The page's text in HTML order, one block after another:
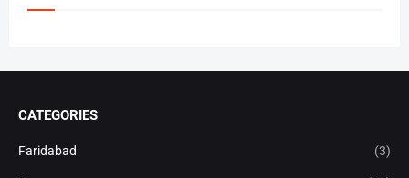
CATEGORIES
Faridabad (3)